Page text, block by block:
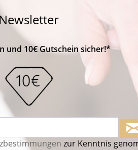
Newsletter
und 10€ Gutschein sicher!*
zur Kenntnis